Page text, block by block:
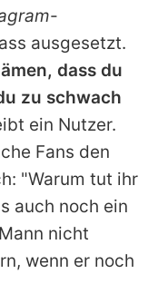
-
ausgesetzt.
dass du
zu schwach
ein Nutzer.
Fans den
"Warum tut ihr
auch noch ein
nicht
wenn er noch